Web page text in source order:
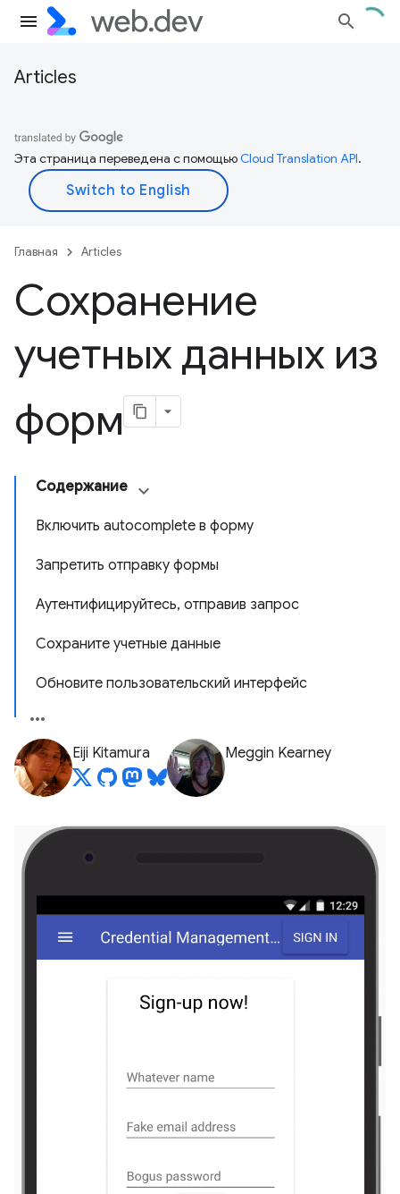
Articles
Эта страница переведена с помощьюCloud Translation API.
Главная Articles
Сохранение
учетных данных из
форм
Содержание
Включить autocomplete в форму
Запретить отправку формы
Аутентифицируйтесь, отправив запрос
Сохраните учетные данные
Обновите пользовательский интерфейс
Eiji Kitamura Meggin Kearney